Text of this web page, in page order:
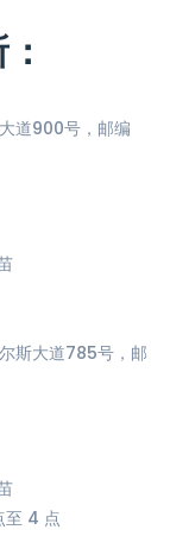
道900号，邮编
斯大道785号，邮
至 4 点